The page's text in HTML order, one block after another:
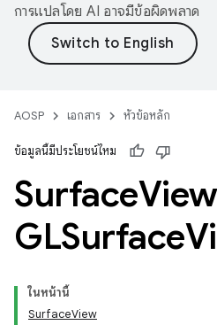
การแปลโดย AI อาจมีข้อผิดพลาด
AOSP เอกสาร หัวข้อหลัก
ข้อมูลนี้มีประโยชน์ไหม
Surface
GLSurface
ในหน้านี้
SurfaceView